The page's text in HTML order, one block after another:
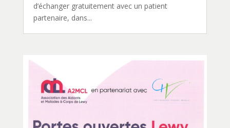
d’échanger gratuitement avec un patient
partenaire, dans...